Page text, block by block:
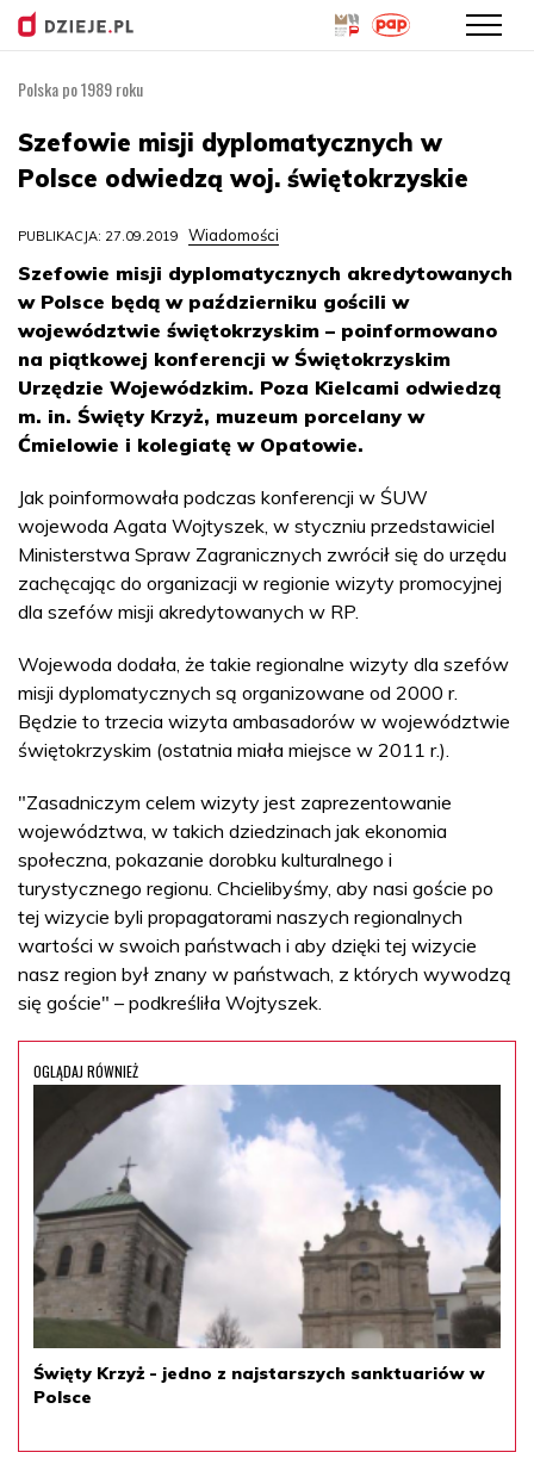
treści
Polska po 1989 roku
Szefowie misji dyplomatycznych w
Polsce odwiedzą woj. świętokrzyskie
PUBLIKACJA: 27.09.2019 Wiadomości
Szefowie misji dyplomatycznych akredytowanych
w Polsce będą w październiku gościli w
województwie świętokrzyskim – poinformowano
na piątkowej konferencji w Świętokrzyskim
Urzędzie Wojewódzkim. Poza Kielcami odwiedzą
m. in. Święty Krzyż, muzeum porcelany w
Ćmielowie i kolegiatę w Opatowie.
Jak poinformowała podczas konferencji w ŚUW
wojewoda Agata Wojtyszek, w styczniu przedstawiciel
Ministerstwa Spraw Zagranicznych zwrócił się do urzędu
zachęcając do organizacji w regionie wizyty promocyjnej
dla szefów misji akredytowanych w RP.
Wojewoda dodała, że takie regionalne wizyty dla szefów
misji dyplomatycznych są organizowane od 2000 r.
Będzie to trzecia wizyta ambasadorów w województwie
świętokrzyskim (ostatnia miała miejsce w 2011 r.).
"Zasadniczym celem wizyty jest zaprezentowanie
województwa, w takich dziedzinach jak ekonomia
społeczna, pokazanie dorobku kulturalnego i
turystycznego regionu. Chcielibyśmy, aby nasi goście po
tej wizycie byli propagatorami naszych regionalnych
wartości w swoich państwach i aby dzięki tej wizycie
nasz region był znany w państwach, z których wywodzą
się goście" – podkreśliła Wojtyszek.
OGLĄDAJ RÓWNIEŻ
Święty Krzyż - jedno z najstarszych sanktuariów w
Polsce